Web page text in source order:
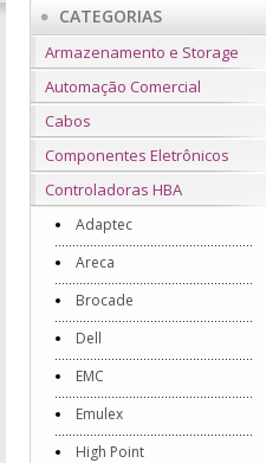
CATEGORIAS
Armazenamento e Storage
Automação Comercial
Cabos
Componentes Eletrônicos
Controladoras HBA
Adaptec
Areca
Brocade
Dell
EMC
Emulex
High Point